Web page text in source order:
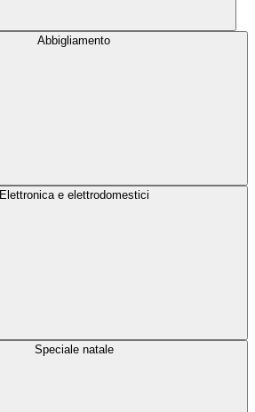
Abbigliamento
Elettronica e elettrodomestici
Speciale natale